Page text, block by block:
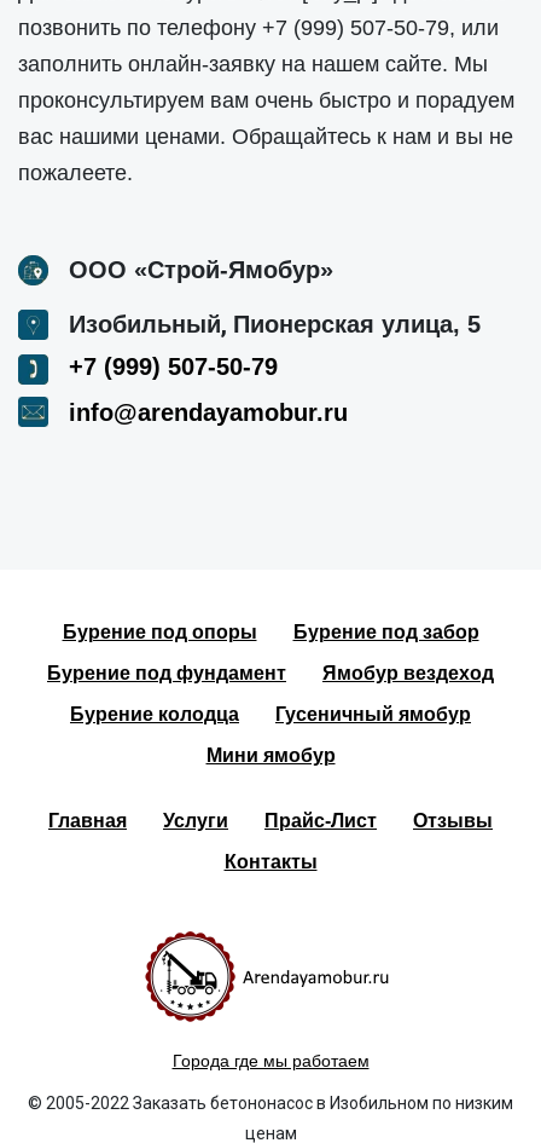
позвонить по телефону +7 (999) 507-50-79, или
заполнить онлайн-заявку на нашем сайте. Мы
проконсультируем вам очень быстро и порадуем
вас нашими ценами. Обращайтесь к нам и вы не
пожалеете.
ООО «Строй-Ямобур»
Изобильный, Пионерская улица, 5
+7 (999) 507-50-79
info@arendayamobur.ru
Бурение под опоры
Бурение под забор
Бурение под фундамент
Ямобур вездеход
Бурение колодца
Гусеничный ямобур
Мини ямобур
Главная Услуги Прайс-Лист
Отзывы
Контакты
Города где мы работаем
© 2005-2022 Заказать бетононасос в Изобильном по низким
ценам